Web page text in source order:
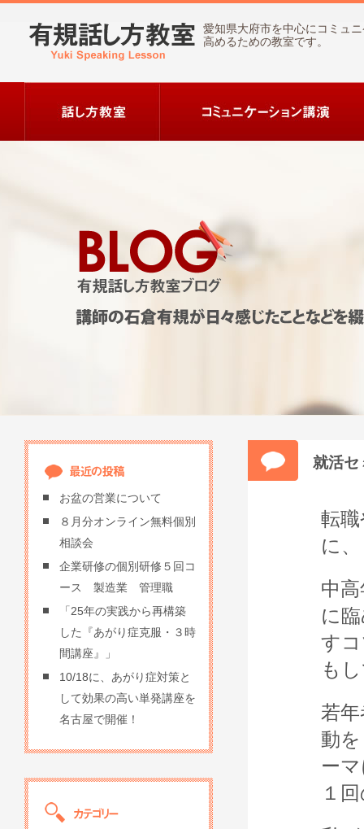
愛知県大府市を中心にコミュ
高めるための教室です。
就活セ
転
に
中
に
す
も
若
動
ー
１
お盆の営業について
８月分オンライン無料個別
相談会
企業研修の個別研修５回コ
ース 製造業 管理職
「25年の実践から再構築
した『あがり症克服・３時
間講座』」
10/18に、あがり症対策と
して効果の高い単発講座を
名古屋で開催！